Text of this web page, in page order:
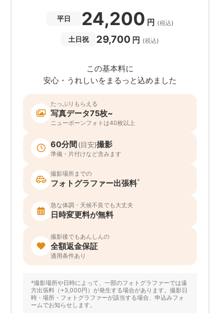
平日 24,200 円 (税込)
土日祝 29,700 円 (税込)
この基本料に
安心・うれしいをまるっと込めました
たっぷりもらえる
写真データ75枚~
ニューボーンフォトは40枚以上
60分間 (目安)撮影
準備・片付けなど含みます
撮影場所までの
フォトグラファー出張料*
急な体調・天候不良でも大丈夫
日時変更料が無料
撮影後でもあんしんの
全額返金保証
適用条件あり
*撮影場所や日時によって、一部のフォトグラファーでは遠
方出張料（+3,000円）が発生する場合があります。撮影日
時・場所・フォトグラファーが該当する場合、申込みフォ
ームでお知らせします。